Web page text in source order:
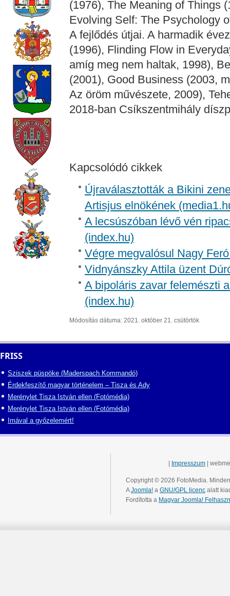
(1976), The Meaning of Things
Evolving Self: The Psychology
A fejlődés útjai. A harmadik
(1996), Flinding Flow in
amíg meg nem haltak, 1998),
(2001), Good Business (2003,
Az öröm művészete, 2009),
2018-ban Csíkszentmihály
Kapcsolódó cikkek
Újraválasztották a Bikini
Artisjus elnökének
A lecsúszóban lévő vén
(index.hu)
Végre megvalósul Nagy
Vidnyánszky Attila üzent
A bipoláris zavar felemészti
(index.hu)
Módosítás dátuma: 2021. október 21. csütörtök
FRISS
Sziszek püspöke (Maderspach Kommandó)
Érdekfeszítő magyar történelem – Tisza és Ady
Merénylet Tisza István ellen (Fotómédia)
Merénylet Tisza István ellen (Fotómédia)
Imával a győzelemért!
Impresszum |
Copyright © 2026 FotoMedia.
AJoomla! a GNU/GPL licenc alatt
Fordította a Magyar Joomla!